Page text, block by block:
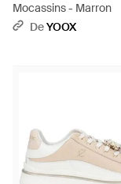
Mocassins - Marron
DeYOOX